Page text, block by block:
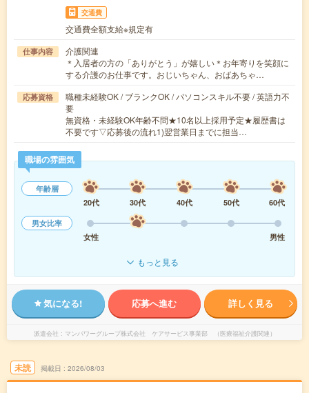
交通費
交通費全額支給※規定有
仕事内容
介護関連
＊入居者の方の「ありがとう」が嬉しい＊お年寄りを笑顔に
する介護のお仕事です。おじいちゃん、おばあちゃ…
応募資格
職種未経験OK / ブランクOK / パソコンスキル不要 / 英語力不
要
無資格・未経験OK年齢不問★10名以上採用予定★履歴書は
不要です▽応募後の流れ1)翌営業日までに担当…
職場の雰囲気
年齢層
20代
30代 40代 50代
60代
男女比率
女性
男性
もっと見る
気になる! 応募へ進む 詳しく見る
派遣会社 マンパワーグループ株式会社 ケアサービス事業部 （医療福祉介護関連）
未読 掲載日 2026/08/03